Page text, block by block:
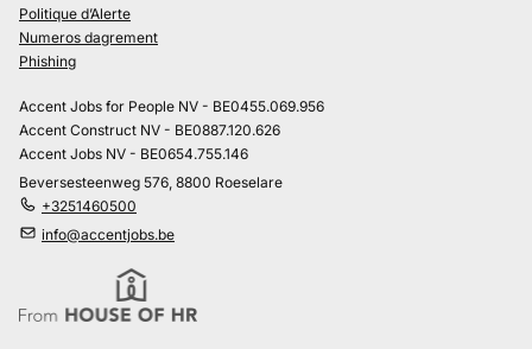
Politique d’Alerte
Numeros dagrement
Phishing
Accent Jobs for People NV - BE0455.069.956
Accent Construct NV - BE0887.120.626
Accent Jobs NV - BE0654.755.146
Beversesteenweg 576, 8800 Roeselare
+3251460500
info@accentjobs.be